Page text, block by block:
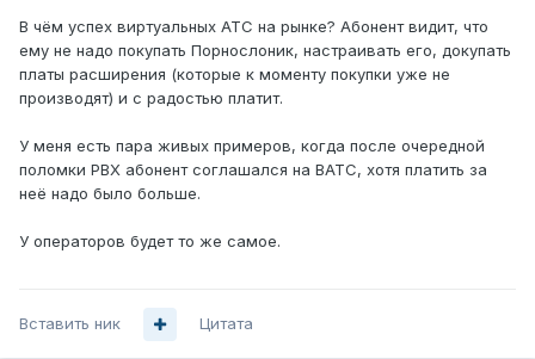
В чём успех виртуальных АТС на рынке? Абонент видит, что
ему не надо покупать Порнослоник, настраивать его, докупать
платы расширения (которые к моменту покупки уже не
производят) и с радостью платит.
У меня есть пара живых примеров, когда после очередной
поломки PBX абонент соглашался на ВАТС, хотя платить за
неё надо было больше.
У операторов будет то же самое.
Вставить ник Цитата